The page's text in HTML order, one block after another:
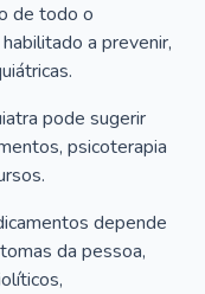
de todo o
a prevenir,
pode sugerir
psicoterapia
depende
da pessoa,